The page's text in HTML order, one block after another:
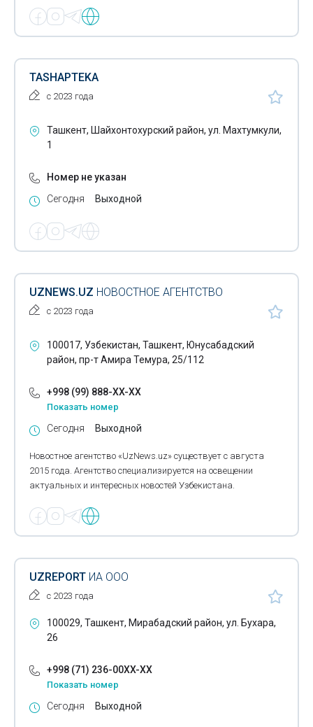
TASHAPTEKA
с 2023 года
Ташкент, Шайхонтохурский район, ул. Махтумкули,
1
Номер не указан
Сегодня
Выходной
UZNEWS.UZ НОВОСТНОЕ АГЕНТСТВО
с 2023 года
100017, Узбекистан, Ташкент, Юнусабадский
район, пр-т Амира Темура, 25/112
+998 (99) 888-XX-XX
Показать номер
Сегодня Выходной
Новостное агентство «UzNews.uz» существует с августа
2015 года. Агентство специализируется на освещении
актуальных и интересных новостей Узбекистана.
UZREPORT ИА ООО
с 2023 года
100029, Ташкент, Мирабадский район, ул. Бухара,
26
+998 (71) 236-00XX-XX
Показать номер
Сегодня Выходной